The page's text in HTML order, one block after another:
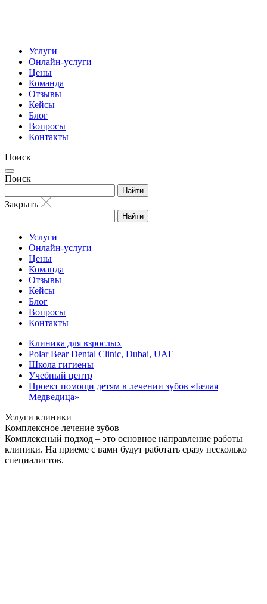
Услуги
Онлайн-услуги
Цены
Команда
Отзывы
Кейсы
Блог
Вопросы
Контакты
Поиск
Поиск
Найти
Закрыть
Найти
Услуги
Онлайн-услуги
Цены
Команда
Отзывы
Кейсы
Блог
Вопросы
Контакты
Клиника для взрослых
Polar Bear Dental Clinic, Dubai, UAE
Школа гигиены
Учебный центр
Проект помощи детям в лечении зубов «Белая
Медведица»
Услуги клиники
Комплексное лечение зубов
Комплексный подход – это основное направление работы
клиники. На приеме с вами будут работать сразу несколько
специалистов.